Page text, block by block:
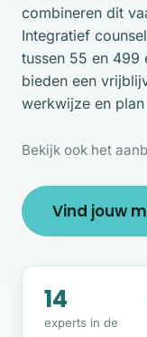
combineren dit
Integratief
tussen 55 en 499
bieden een
werkwijze en
Bekijk ook het
Vind jouw
14
experts in de